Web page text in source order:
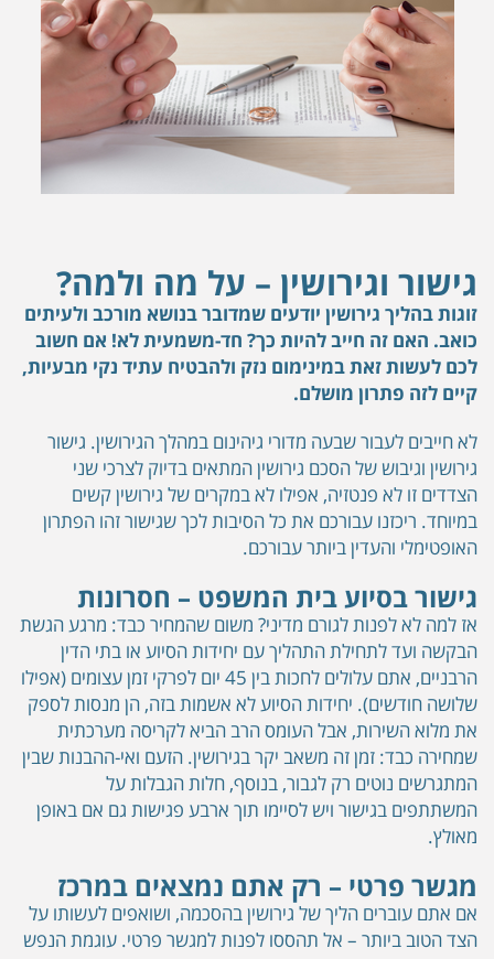
גישור וגירושין – על מה ולמה?
זוגות בהליך גירושין יודעים שמדובר בנושא מורכב ולעיתים
כואב. האם זה חייב להיות כך? חד-משמעית לא! אם חשוב
לכם לעשות זאת במינימום נזק ולהבטיח עתיד נקי מבעיות,
קיים לזה פתרון מושלם.
לא חייבים לעבור שבעה מדורי גיהינום במהלך הגירושין. גישור
גירושין וגיבוש של הסכם גירושין המתאים בדיוק לצרכי שני
הצדדים זו לא פנטזיה, אפילו לא במקרים של גירושין קשים
במיוחד. ריכזנו עבורכם את כל הסיבות לכך שגישור זהו הפתרון
האופטימלי והעדין ביותר עבורכם.
גישור בסיוע בית המשפט – חסרונות
אז למה לא לפנות לגורם מדיני? משום שהמחיר כבד: מרגע הגשת
הבקשה ועד לתחילת התהליך עם יחידות הסיוע או בתי הדין
הרבניים, אתם עלולים לחכות בין 45 יום לפרקי זמן עצומים (אפילו
שלושה חודשים). יחידות הסיוע לא אשמות בזה, הן מנסות לספק
את מלוא השירות, אבל העומס הרב הביא לקריסה מערכתית
שמחירה כבד: זמן זה משאב יקר בגירושין. הזעם ואי-ההבנות שבין
המתגרשים נוטים רק לגבור, בנוסף, חלות הגבלות על
המשתתפים בגישור ויש לסיימו תוך ארבע פגישות גם אם באופן
מאולץ.
מגשר פרטי – רק אתם נמצאים במרכז
אם אתם עוברים הליך של גירושין בהסכמה, ושואפים לעשותו על
הצד הטוב ביותר – אל תהססו לפנות למגשר פרטי. עוגמת הנפש